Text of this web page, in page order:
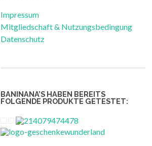
Impressum
Mitgliedschaft & Nutzungsbedingung
Datenschutz
BANINANA’S HABEN BEREITS
FOLGENDE PRODUKTE GETESTET: